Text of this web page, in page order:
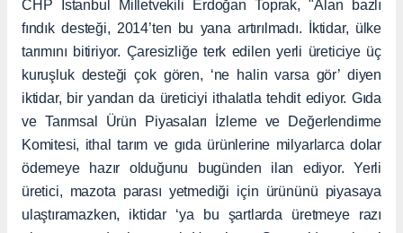
CHP İstanbul Milletvekili Erdoğan Toprak, "Alan bazlı
fındık desteği, 2014’ten bu yana artırılmadı. İktidar, ülke
tarımını bitiriyor. Çaresizliğe terk edilen yerli üreticiye üç
kuruşluk desteği çok gören, ‘ne halin varsa gör’ diyen
iktidar, bir yandan da üreticiyi ithalatla tehdit ediyor. Gıda
ve Tarımsal Ürün Piyasaları İzleme ve Değerlendirme
Komitesi, ithal tarım ve gıda ürünlerine milyarlarca dolar
ödemeye hazır olduğunu bugünden ilan ediyor. Yerli
üretici, mazota parası yetmediği için ürününü piyasaya
ulaştıramazken, iktidar ‘ya bu şartlarda üretmeye razı